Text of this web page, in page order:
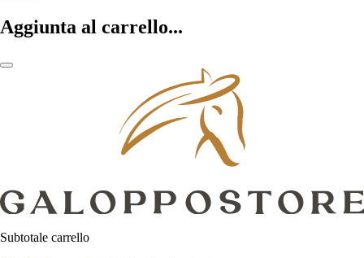
Aggiunta al carrello...
Subtotale carrello